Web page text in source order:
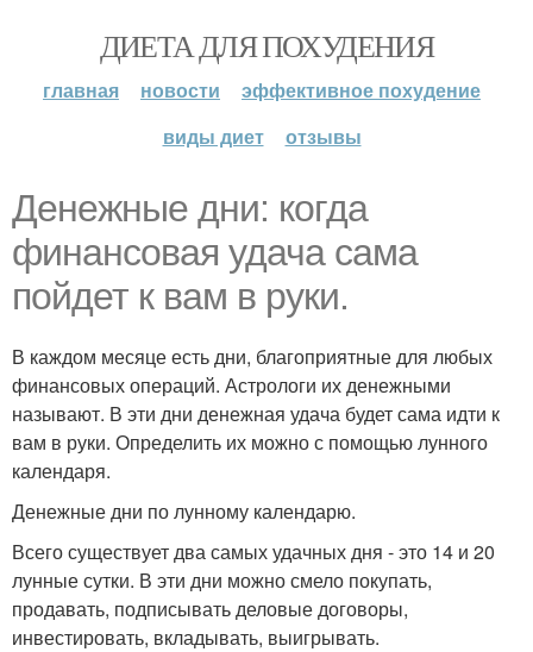
ДИЕТА ДЛЯ ПОХУДЕНИЯ
главная новости
эффективное похудение
виды диет
отзывы
Денежные дни: когда
финансовая удача сама
пойдет к вам в руки.
В каждом месяце есть дни, благоприятные для любых
финансовых операций. Астрологи их денежными
называют. В эти дни денежная удача будет сама идти к
вам в руки. Определить их можно с помощью лунного
календаря.
Денежные дни по лунному календарю.
Всего существует два самых удачных дня - это 14 и 20
лунные сутки. В эти дни можно смело покупать,
продавать, подписывать деловые договоры,
инвестировать, вкладывать, выигрывать.